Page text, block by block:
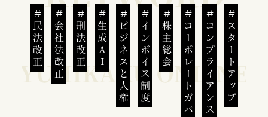
民法改正 会社法改正 刑法改正 生成AI ビジネスと人権インボイス制度 株主総会 コーポレートガバナンスコンプライアンススタートアップ